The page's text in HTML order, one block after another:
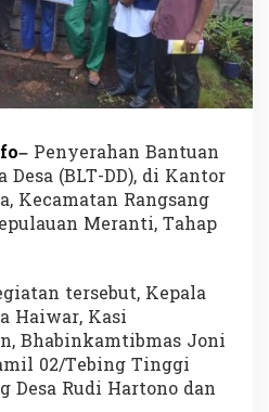
y
u
R
a
a
a
l
u
a
n
L
T
-
D
– Penyerahan Bantuan
Desa (BLT-DD), di Kantor
Kecamatan Rangsang
Meranti, Tahap
tersebut, Kepala
Haiwar, Kasi
Bhabinkamtibmas Joni
02/Tebing Tinggi
Desa Rudi Hartono dan